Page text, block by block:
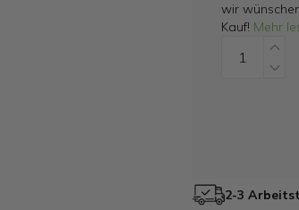
wir
Kauf! Mehr
2-3